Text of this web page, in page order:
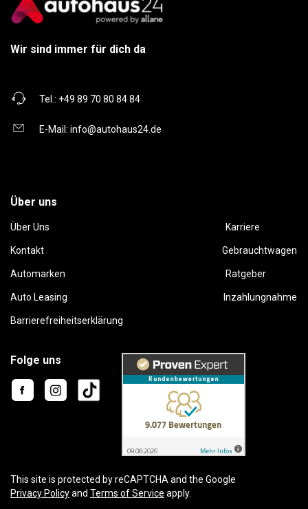
Wir sind immer für dich da
Tel.: +49 89 70 80 84 84
E-Mail: info@autohaus24.de
Über uns
Über Uns Karriere
Kontakt Gebrauchtwagen
Automarken Ratgeber
Auto Leasing Inzahlungnahme
Barrierefreiheitserklärung
Folge uns
This site is protected by reCAPTCHA and the Google
Privacy Policyand Terms of Service apply.